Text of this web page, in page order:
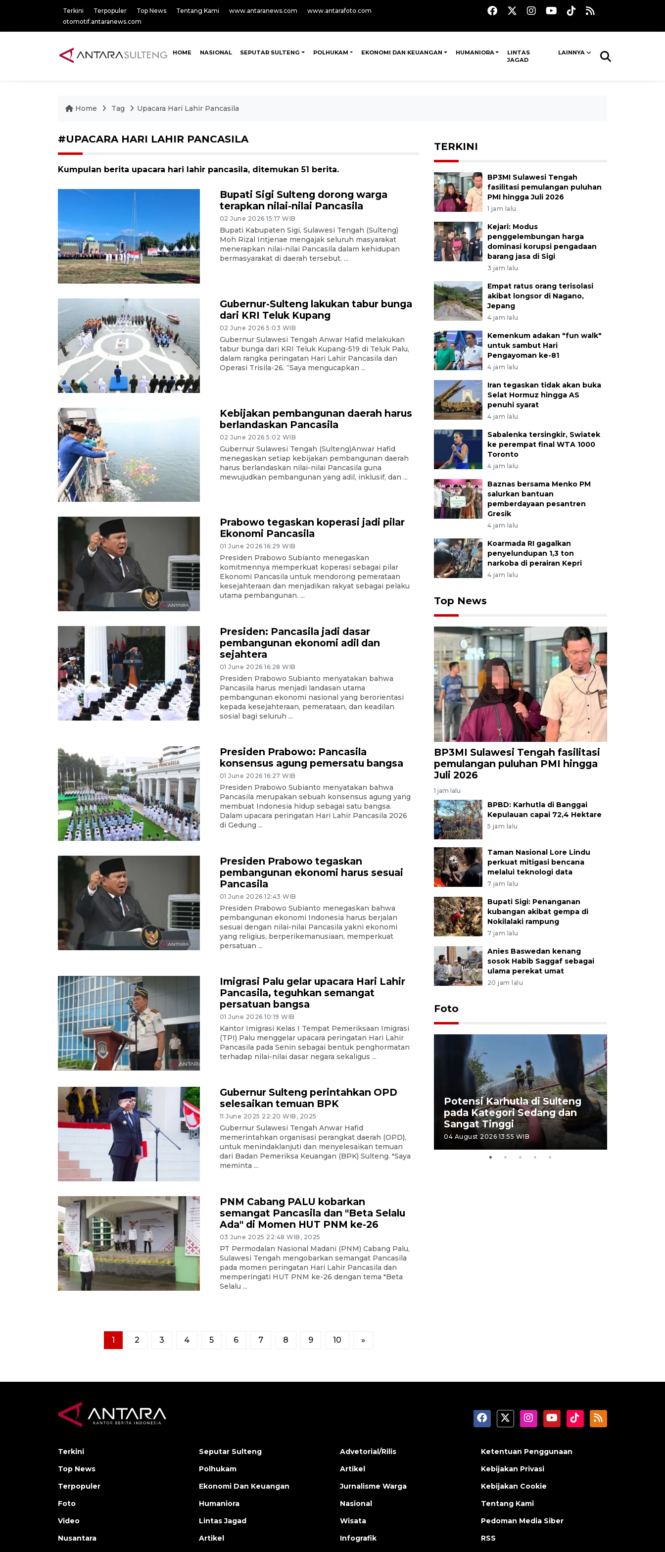
Terkini Terpopuler Top News Tentang Kami www.antaranews.com
www.antarafoto.com
otomotif.antaranews.com
HOME NASIONAL SEPUTAR SULTENG POLHUKAM EKONOMI DAN KEUANGAN HUMANIORA
LINTAS
JAGAD
LAINNYA
Home Tag Upacara Hari Lahir Pancasila
#UPACARA HARI LAHIR PANCASILA
Kumpulan berita upacara hari lahir pancasila, ditemukan 51 berita.
Bupati Sigi Sulteng dorong warga
terapkan nilai-nilai Pancasila
02 June 2026 15:17 WIB
Bupati Kabupaten Sigi, Sulawesi Tengah (Sulteng)
Moh Rizal Intjenae mengajak seluruh masyarakat
menerapkan nilai-nilai Pancasila dalam kehidupan
bermasyarakat di daerah tersebut. ...
Gubernur-Sulteng lakukan tabur bunga
dari KRI Teluk Kupang
02 June 2026 5:03 WIB
Gubernur Sulawesi Tengah Anwar Hafid melakukan
tabur bunga dari KRI Teluk Kupang-519 di Teluk Palu,
dalam rangka peringatan Hari Lahir Pancasila dan
Operasi Trisila-26. “Saya mengucapkan ...
Kebijakan pembangunan daerah harus
berlandaskan Pancasila
02 June 2026 5:02 WIB
Gubernur Sulawesi Tengah (Sulteng)Anwar Hafid
menegaskan setiap kebijakan pembangunan daerah
harus berlandaskan nilai-nilai Pancasila guna
mewujudkan pembangunan yang adil, inklusif, dan ...
Prabowo tegaskan koperasi jadi pilar
Ekonomi Pancasila
01 June 2026 16:29 WIB
Presiden Prabowo Subianto menegaskan
komitmennya memperkuat koperasi sebagai pilar
Ekonomi Pancasila untuk mendorong pemerataan
kesejahteraan dan menjadikan rakyat sebagai pelaku
utama pembangunan. ...
Presiden: Pancasila jadi dasar
pembangunan ekonomi adil dan
sejahtera
01 June 2026 16:28 WIB
Presiden Prabowo Subianto menyatakan bahwa
Pancasila harus menjadi landasan utama
pembangunan ekonomi nasional yang berorientasi
kepada kesejahteraan, pemerataan, dan keadilan
sosial bagi seluruh ...
Presiden Prabowo: Pancasila
konsensus agung pemersatu bangsa
01 June 2026 16:27 WIB
Presiden Prabowo Subianto menyatakan bahwa
Pancasila merupakan sebuah konsensus agung yang
membuat Indonesia hidup sebagai satu bangsa.
Dalam upacara peringatan Hari Lahir Pancasila 2026
di Gedung ...
Presiden Prabowo tegaskan
pembangunan ekonomi harus sesuai
Pancasila
01 June 2026 12:43 WIB
Presiden Prabowo Subianto menegaskan bahwa
pembangunan ekonomi Indonesia harus berjalan
sesuai dengan nilai-nilai Pancasila yakni ekonomi
yang religius, berperikemanusiaan, memperkuat
persatuan ...
Imigrasi Palu gelar upacara Hari Lahir
Pancasila, teguhkan semangat
persatuan bangsa
01 June 2026 10:19 WIB
Kantor Imigrasi Kelas I Tempat Pemeriksaan Imigrasi
(TPI) Palu menggelar upacara peringatan Hari Lahir
Pancasila pada Senin sebagai bentuk penghormatan
terhadap nilai-nilai dasar negara sekaligus ...
Gubernur Sulteng perintahkan OPD
selesaikan temuan BPK
11 June 2025 22:20 WIB, 2025
Gubernur Sulawesi Tengah Anwar Hafid
memerintahkan organisasi perangkat daerah (OPD),
untuk menindaklanjuti dan menyelesaikan temuan
dari Badan Pemeriksa Keuangan (BPK) Sulteng. "Saya
meminta ...
PNM Cabang PALU kobarkan
semangat Pancasila dan "Beta Selalu
Ada" di Momen HUT PNM ke-26
03 June 2025 22:48 WIB, 2025
PT Permodalan Nasional Madani (PNM) Cabang Palu,
Sulawesi Tengah mengobarkan semangat Pancasila
pada momen peringatan Hari Lahir Pancasila dan
memperingati HUT PNM ke-26 dengan tema "Beta
Selalu ...
1 2 3 4 5 6 7 8 9 10 »
TERKINI
BP3MI Sulawesi Tengah
fasilitasi pemulangan puluhan
PMI hingga Juli 2026
1 jam lalu
Kejari: Modus
penggelembungan harga
dominasi korupsi pengadaan
barang jasa di Sigi
3 jam lalu
Empat ratus orang terisolasi
akibat longsor di Nagano,
Jepang
4 jam lalu
Kemenkum adakan "fun walk"
untuk sambut Hari
Pengayoman ke-81
4 jam lalu
Iran tegaskan tidak akan buka
Selat Hormuz hingga AS
penuhi syarat
4 jam lalu
Sabalenka tersingkir, Swiatek
ke perempat final WTA 1000
Toronto
4 jam lalu
Baznas bersama Menko PM
salurkan bantuan
pemberdayaan pesantren
Gresik
4 jam lalu
Koarmada RI gagalkan
penyelundupan 1,3 ton
narkoba di perairan Kepri
4 jam lalu
Top News
BP3MI Sulawesi Tengah fasilitasi
pemulangan puluhan PMI hingga
Juli 2026
1 jam lalu
BPBD: Karhutla di Banggai
Kepulauan capai 72,4 Hektare
5 jam lalu
Taman Nasional Lore Lindu
perkuat mitigasi bencana
melalui teknologi data
7 jam lalu
Bupati Sigi: Penanganan
kubangan akibat gempa di
Nokilalaki rampung
7 jam lalu
Anies Baswedan kenang
sosok Habib Saggaf sebagai
ulama perekat umat
20 jam lalu
Foto
Layanan pembuatan SIM Baru
di Satpas Polresta Palu
15 July 2026 14:08 WIB
Potensi Karhutla di Sulteng
pada Kategori Sedang dan
Sangat Tinggi
04 August 2026 13:55 WIB
Terkini
Top News
Terpopuler
Foto
Video
Nusantara
Seputar Sulteng
Polhukam
Ekonomi Dan Keuangan
Humaniora
Lintas Jagad
Artikel
Advetorial/Rilis
Artikel
Jurnalisme Warga
Nasional
Wisata
Infografik
Ketentuan Penggunaan
Kebijakan Privasi
Kebijakan Cookie
Tentang Kami
Pedoman Media Siber
RSS